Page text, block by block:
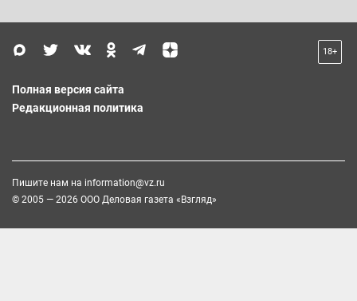
18+
Полная версия сайта
Редакционная политика
Пишите нам на information@vz.ru
© 2005 — 2026 ООО Деловая газета «Взгляд»